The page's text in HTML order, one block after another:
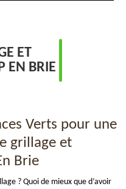
ET
EN BRIE
Verts pour une
grillage et
Brie
? Quoi de mieux que d’avoir